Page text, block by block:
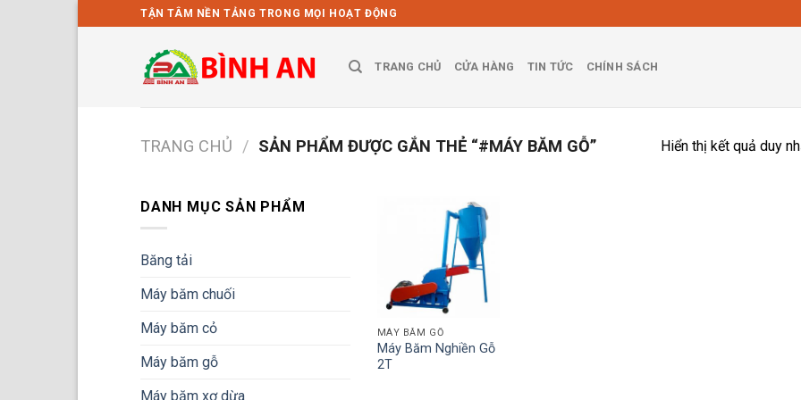
qua
TẬN TÂM NỀN TẢNG TRONG MỌI HOẠT ĐỘNG
TRANG CHỦ CỬA HÀNG TIN TỨC CHÍNH SÁCH
TRANG CHỦ / SẢN PHẨM ĐƯỢC GẮN THẺ “#MÁY BĂM GỖ” Hiển thị kết quả duy
DANH MỤC SẢN PHẨM
Băng tải
Máy băm chuối
Máy băm cỏ
Máy băm gỗ
Máy băm xơ dừa
MÁY BĂM GỖ
Máy Băm Nghiền Gỗ
2T